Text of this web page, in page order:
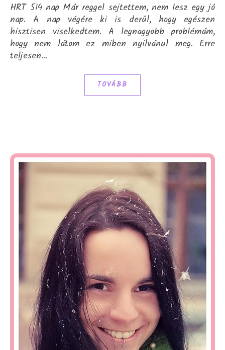
HRT 514 nap Már reggel sejtettem, nem lesz egy jó
nap. A nap végére ki is derül, hogy egészen
hisztisen viselkedtem. A legnagyobb problémám,
hogy nem látom ez miben nyilvánul meg. Erre
teljesen…
TOVÁBB